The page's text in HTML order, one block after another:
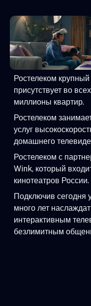
Ростелеком
присутствует во
миллионы квартир.
Ростелеком
услуг
домашнего
Ростелеком с
Wink, который
кинотеатров России.
Подключив сегодня
много лет
интерактивным
безлимитным